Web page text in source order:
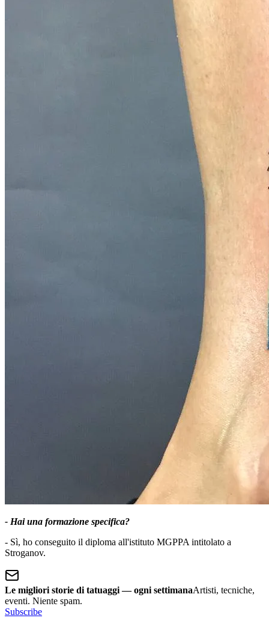
- Hai una formazione specifica?
- Sì, ho conseguito il diploma all'istituto MGPPA intitolato a
Stroganov.
Le migliori storie di tatuaggi — ogni settimanaArtisti, tecniche,
eventi. Niente spam.
Subscribe